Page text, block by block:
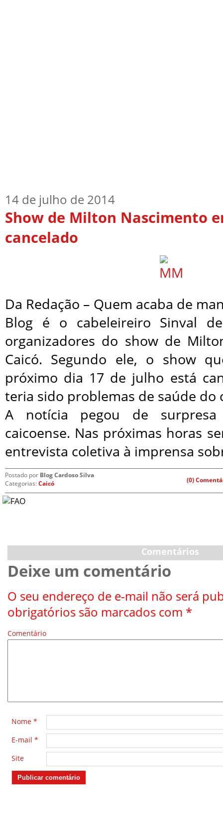
14 de julho de 2014
Show de Milton Nascimento
cancelado
Da Redação – Quem acaba de
Blog é o cabeleireiro Sinval
organizadores do show de
Caicó. Segundo ele, o show
próximo dia 17 de julho está
teria sido problemas de saúde do
A notícia pegou de surpresa
caicoense. Nas próximas horas
entrevista coletiva à imprensa
Postado por Blog Cardoso Silva
Categorias:Caicó (0)
Comentários
Deixe um comentário
O seu endereço de e-mail não será
obrigatórios são marcados com *
Comentário
Nome *
E-mail *
Site